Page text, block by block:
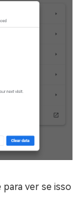
ver se isso